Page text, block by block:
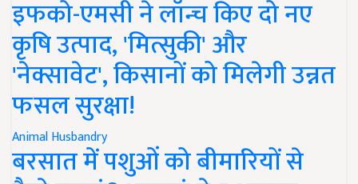
इफको-एमसी ने लॉन्च किए दो नए
कृषि उत्पाद, 'मित्सुकी' और
'नेक्सावेट', किसानों को मिलेगी उन्नत
फसल सुरक्षा!
Animal Husbandry
बरसात में पशुओं को बीमारियों से